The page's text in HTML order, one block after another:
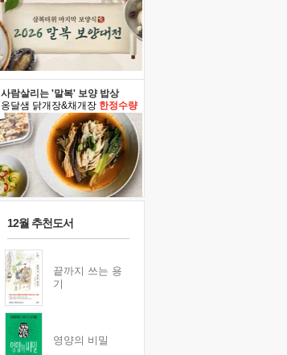
사람살리는 '말복' 보양 밥상
옹달샘 닭개장&채개장 한정수량
12월 추천도서
끝까지 쓰는 용
기
영양의 비밀